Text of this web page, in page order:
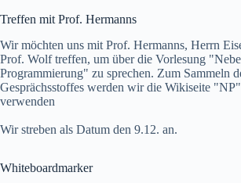
Treffen mit Prof. Hermanns
Wir möchten uns mit Prof. Hermanns, Herrn
Prof. Wolf treffen, um über die Vorlesung
Programmierung" zu sprechen. Zum Sammeln
Gesprächsstoffes werden wir die Wikiseite
verwenden
Wir streben als Datum den 9.12. an.
Whiteboardmarker